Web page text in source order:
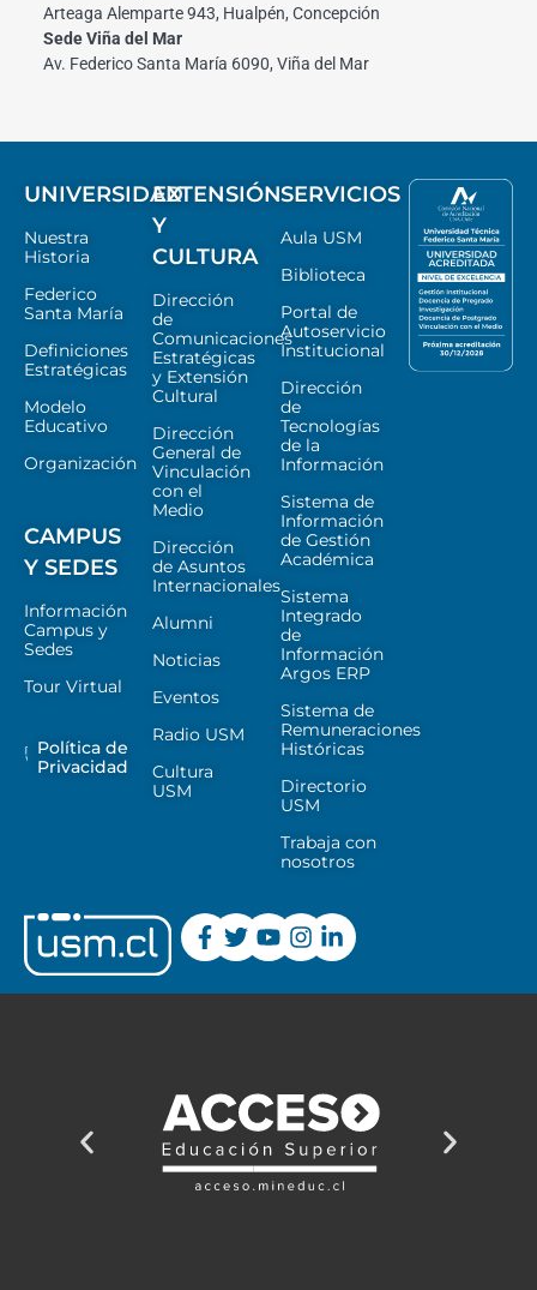
Arteaga Alemparte 943, Hualpén, Concepción
Sede Viña del Mar
Av. Federico Santa María 6090, Viña del Mar
UNIVERSIDAD
Nuestra
Historia
Federico
Santa María
Definiciones
Estratégicas
Modelo
Educativo
Organización
CAMPUS
Y SEDES
Información
Campus y
Sedes
Tour Virtual
Política de
Privacidad
EXTENSIÓN
Y
CULTURA
Dirección
de
Comunicaciones
Estratégicas
y Extensión
Cultural
Dirección
General de
Vinculación
con el
Medio
Dirección
de Asuntos
Internacionales
Alumni
Noticias
Eventos
Radio USM
Cultura
USM
SERVICIOS
Aula USM
Biblioteca
Portal de
Autoservicio
Institucional
Dirección
de
Tecnologías
de la
Información
Sistema de
Información
de Gestión
Académica
Sistema
Integrado
de
Información
Argos ERP
Sistema de
Remuneraciones
Históricas
Directorio
USM
Trabaja con
nosotros